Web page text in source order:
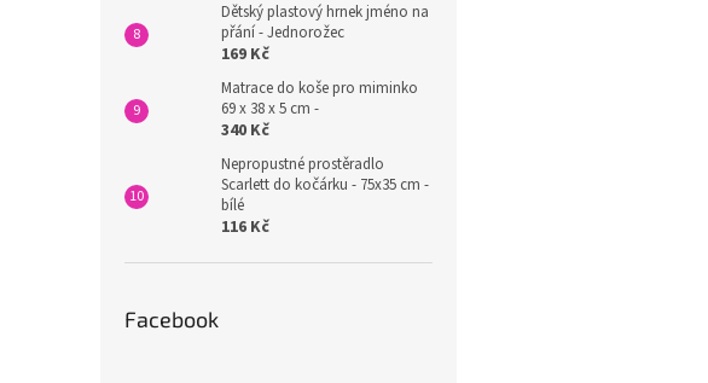
Dětský plastový hrnek jméno na
přání - Jednorožec
169 Kč
Matrace do koše pro miminko
69 x 38 x 5 cm -
340 Kč
Nepropustné prostěradlo
Scarlett do kočárku - 75x35 cm -
bílé
116 Kč
Facebook